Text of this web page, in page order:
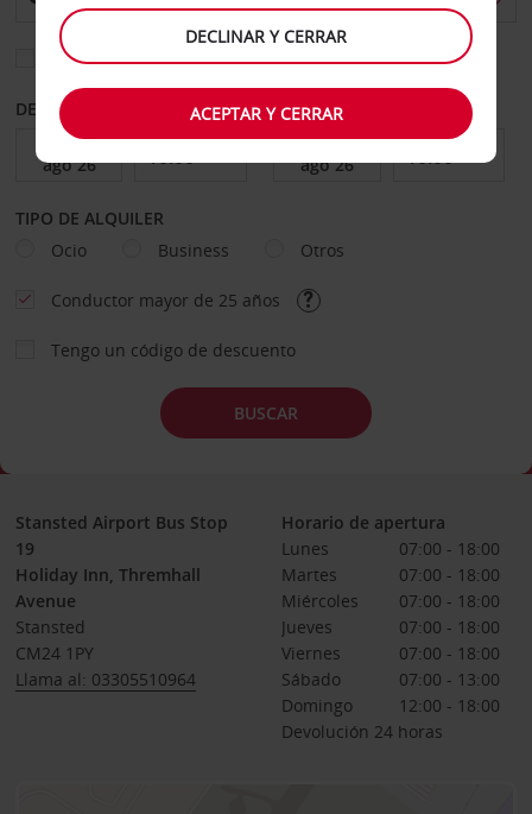
Elegir otra oficina de devolución
DESDE HASTA
TIPO DE ALQUILER
Ocio
Business Otros
Conductor mayor de 25 años
Tengo un código de descuento
BUSCAR
Stansted Airport Bus Stop
19
Holiday Inn, Thremhall
Avenue
Stansted
CM24 1PY
Llama al: 03305510964
Horario de apertura
Lunes
07:00 - 18:00
Martes
07:00 - 18:00
Miércoles
07:00 - 18:00
Jueves
07:00 - 18:00
Viernes
07:00 - 18:00
Sábado
07:00 - 13:00
Domingo
12:00 - 18:00
Devolución 24 horas
DECLINAR Y CERRAR
ACEPTAR Y CERRAR